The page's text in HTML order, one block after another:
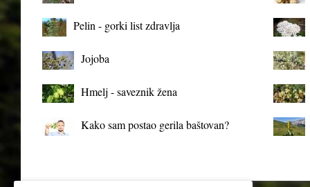
Pelin - gorki list zdravlja
Jojoba
Hmelj - saveznik žena
Kako sam postao gerila baštovan?